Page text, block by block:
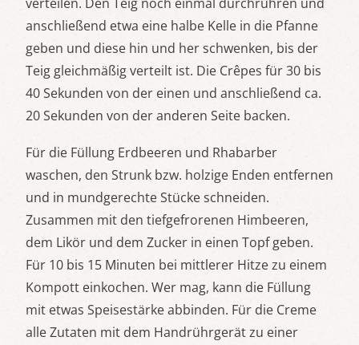
verteilen. Den Teig noch einmal durchrühren und
anschließend etwa eine halbe Kelle in die Pfanne
geben und diese hin und her schwenken, bis der
Teig gleichmäßig verteilt ist. Die Crêpes für 30 bis
40 Sekunden von der einen und anschließend ca.
20 Sekunden von der anderen Seite backen.
Für die Füllung Erdbeeren und Rhabarber
waschen, den Strunk bzw. holzige Enden entfernen
und in mundgerechte Stücke schneiden.
Zusammen mit den tiefgefrorenen Himbeeren,
dem Likör und dem Zucker in einen Topf geben.
Für 10 bis 15 Minuten bei mittlerer Hitze zu einem
Kompott einkochen. Wer mag, kann die Füllung
mit etwas Speisestärke abbinden. Für die Creme
alle Zutaten mit dem Handrührgerät zu einer